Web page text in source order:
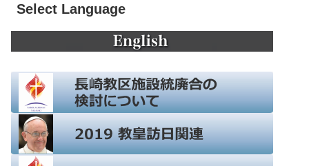
Select Language